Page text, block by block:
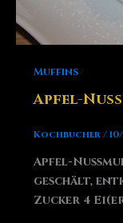
Muffins
Apfel-
Kochbucher/
Apfel-
geschält,
Zucker 4